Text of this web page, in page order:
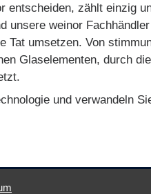
entscheiden, zählt einzig
weinor
Tat umsetzen. Von
Glaselementen, durch
und verwandeln